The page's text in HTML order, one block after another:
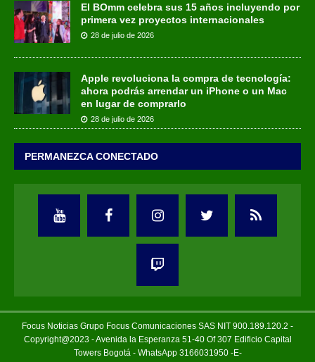
El BOmm celebra sus 15 años incluyendo por
primera vez proyectos internacionales
28 de julio de 2026
Apple revoluciona la compra de tecnología:
ahora podrás arrendar un iPhone o un Mac
en lugar de comprarlo
28 de julio de 2026
PERMANEZCA CONECTADO
Focus Noticias Grupo Focus Comunicaciones SAS NIT 900.189.120.2 -
Copyright@2023 - Avenida la Esperanza 51-40 Of 307 Edificio Capital
Towers Bogotá - WhatsApp 3166031950 -E-